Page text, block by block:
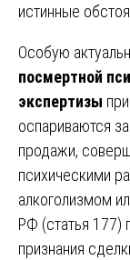
истинные
Особую
посмертной
экспертизы
оспариваются
продажи,
психическими
алкоголизмом
РФ (статья 177)
признания